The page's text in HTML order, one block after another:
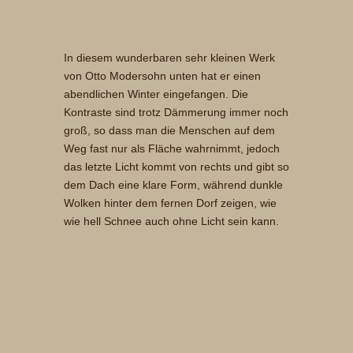
In diesem wunderbaren sehr kleinen Werk
von Otto Modersohn unten hat er einen
abendlichen Winter eingefangen. Die
Kontraste sind trotz Dämmerung immer noch
groß, so dass man die Menschen auf dem
Weg fast nur als Fläche wahrnimmt, jedoch
das letzte Licht kommt von rechts und gibt so
dem Dach eine klare Form, während dunkle
Wolken hinter dem fernen Dorf zeigen, wie
wie hell Schnee auch ohne Licht sein kann.